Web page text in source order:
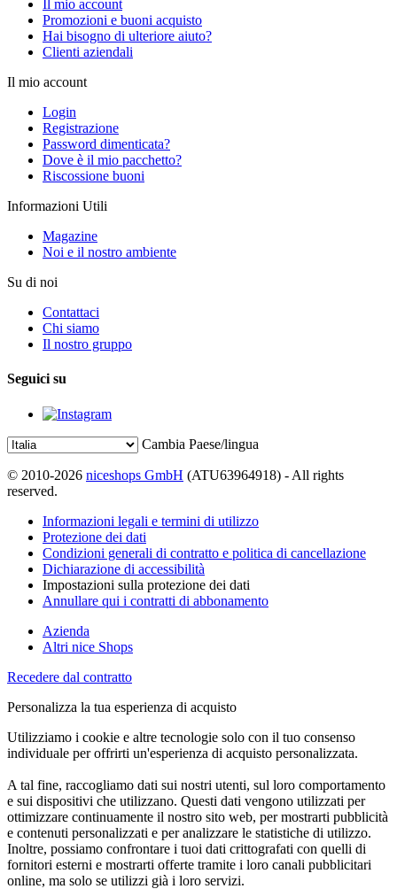
Il mio account
Promozioni e buoni acquisto
Hai bisogno di ulteriore aiuto?
Clienti aziendali
Il mio account
Login
Registrazione
Password dimenticata?
Dove è il mio pacchetto?
Riscossione buoni
Informazioni Utili
Magazine
Noi e il nostro ambiente
Su di noi
Contattaci
Chi siamo
Il nostro gruppo
Seguici su
Cambia Paese/lingua
© 2010-2026 niceshops GmbH (ATU63964918) - All rights
reserved.
Informazioni legali e termini di utilizzo
Protezione dei dati
Condizioni generali di contratto e politica di cancellazione
Dichiarazione di accessibilità
Impostazioni sulla protezione dei dati
Annullare qui i contratti di abbonamento
Azienda
Altri nice Shops
Recedere dal contratto
Personalizza la tua esperienza di acquisto
Utilizziamo i cookie e altre tecnologie solo con il tuo consenso
individuale per offrirti un'esperienza di acquisto personalizzata.
A tal fine, raccogliamo dati sui nostri utenti, sul loro comportamento
e sui dispositivi che utilizzano. Questi dati vengono utilizzati per
ottimizzare continuamente il nostro sito web, per mostrarti pubblicità
e contenuti personalizzati e per analizzare le statistiche di utilizzo.
Inoltre, possiamo confrontare i tuoi dati crittografati con quelli di
fornitori esterni e mostrarti offerte tramite i loro canali pubblicitari
online, ma solo se utilizzi già i loro servizi.